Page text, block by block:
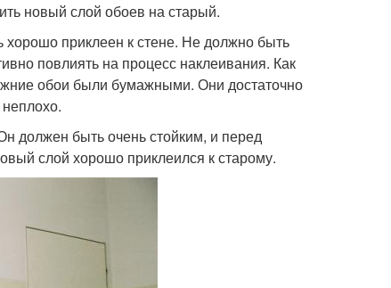
новый слой обоев на старый.
хорошо приклеен к стене. Не должно быть
повлиять на процесс наклеивания. Как
обои были бумажными. Они достаточно
должен быть очень стойким, и перед
слой хорошо приклеился к старому.